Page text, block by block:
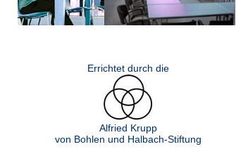
Errichtet durch die
Alfried Krupp
von Bohlen und Halbach-Stiftung